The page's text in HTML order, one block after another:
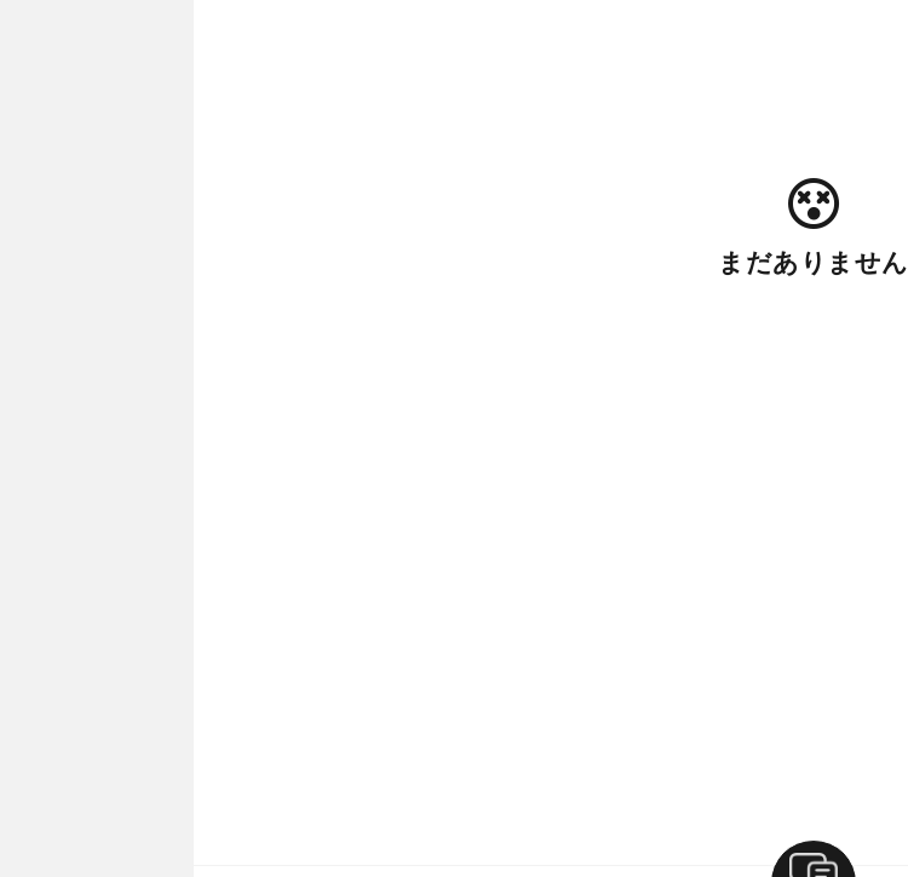
まだありません